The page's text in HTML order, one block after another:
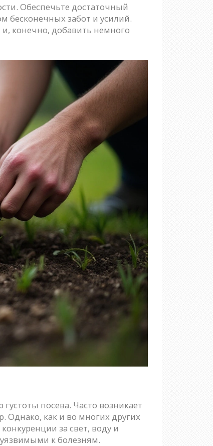
Обеспечьте достаточный
бесконечных забот и усилий.
конечно, добавить немного
посева. Часто возникает
Однако, как и во многих других
за свет, воду и
уязвимыми к болезням.